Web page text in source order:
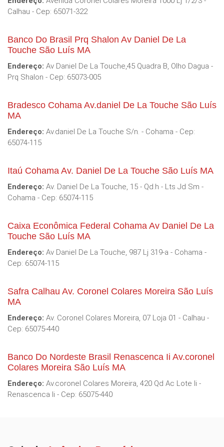
Calhau - Cep: 65071-322
Banco Do Brasil Prq Shalon Av Daniel De La
Touche São Luís MA
Endereço: Av Daniel De La Touche,45 Quadra B, Olho Dagua -
Prq Shalon - Cep: 65073-005
Bradesco Cohama Av.daniel De La Touche São Luís
MA
Endereço: Av.daniel De La Touche S/n. - Cohama - Cep:
65074-115
Itaú Cohama Av. Daniel De La Touche São Luís MA
Endereço: Av. Daniel De La Touche, 15 - Qd.h - Lts Jd Sm -
Cohama - Cep: 65074-115
Caixa Econômica Federal Cohama Av Daniel De La
Touche São Luís MA
Endereço: Av Daniel De La Touche, 987 Lj 319-a - Cohama -
Cep: 65074-115
Safra Calhau Av. Coronel Colares Moreira São Luís
MA
Endereço: Av. Coronel Colares Moreira, 07 Loja 01 - Calhau -
Cep: 65075-440
Banco Do Nordeste Brasil Renascenca Ii Av.coronel
Colares Moreira São Luís MA
Endereço: Av.coronel Colares Moreira, 420 Qd Ac Lote Ii -
Renascenca Ii - Cep: 65075-440